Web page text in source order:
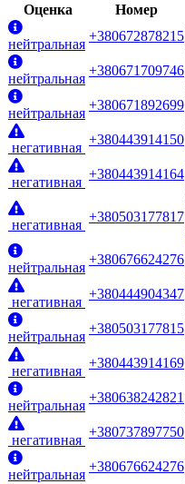
Оценка Номер
нейтральная
+380672878215
нейтральная
+380671709746
нейтральная
+380671892699
негативная
+380443914150
негативная
+380443914164
негативная
+380503177817
нейтральная
+380676624276
негативная
+380444904347
нейтральная
+380503177815
негативная
+380443914169
нейтральная
+380638242821
негативная
+380737897750
нейтральная
+380676624276